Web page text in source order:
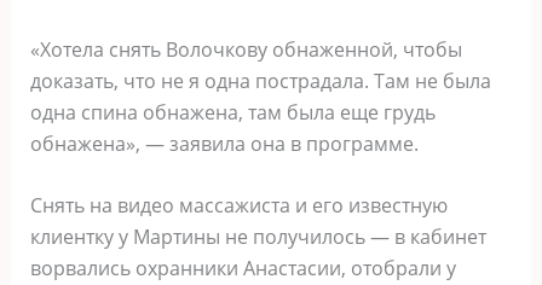
«Хотела снять Волочкову обнаженной, чтобы
доказать, что не я одна пострадала. Там не была
одна спина обнажена, там была еще грудь
обнажена», — заявила она в программе.
Снять на видео массажиста и его известную
клиентку у Мартины не получилось — в кабинет
ворвались охранники Анастасии, отобрали у